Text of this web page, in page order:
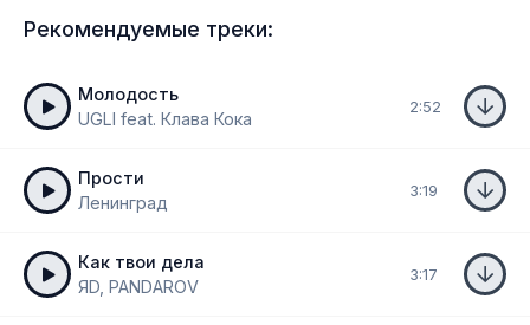
Рекомендуемые треки:
Молодость
UGLI feat. Клава Кока
2:52
Прости
Ленинград
3:19
Как твои дела
ЯD, PANDAROV
3:17